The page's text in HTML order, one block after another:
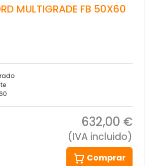
MULTIGRADE FB 50X60
632,00 €
(IVA incluido)
Comprar